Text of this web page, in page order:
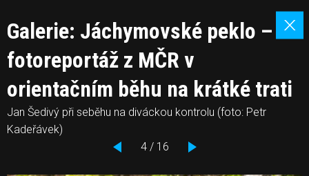
Galerie: Jáchymovské peklo –
fotoreportáž z MČR v
orientačním běhu na krátké trati
Jan Šedivý při seběhu na diváckou kontrolu (foto: Petr
Kadeřávek)
4 / 16